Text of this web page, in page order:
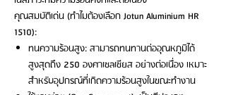
คุณสมบัติเด่น (ทำไมต้องเลือก Jotun Aluminium HR
1510):
ทนความร้อนสูง: สามารถทนทานต่ออุณหภูมิได้
สูงสุดถึง 250 องศาเซลเซียส อย่างต่อเนื่อง เหมาะ
สำหรับอุปกรณ์ที่เกิดความร้อนสูงในขณะทำงาน